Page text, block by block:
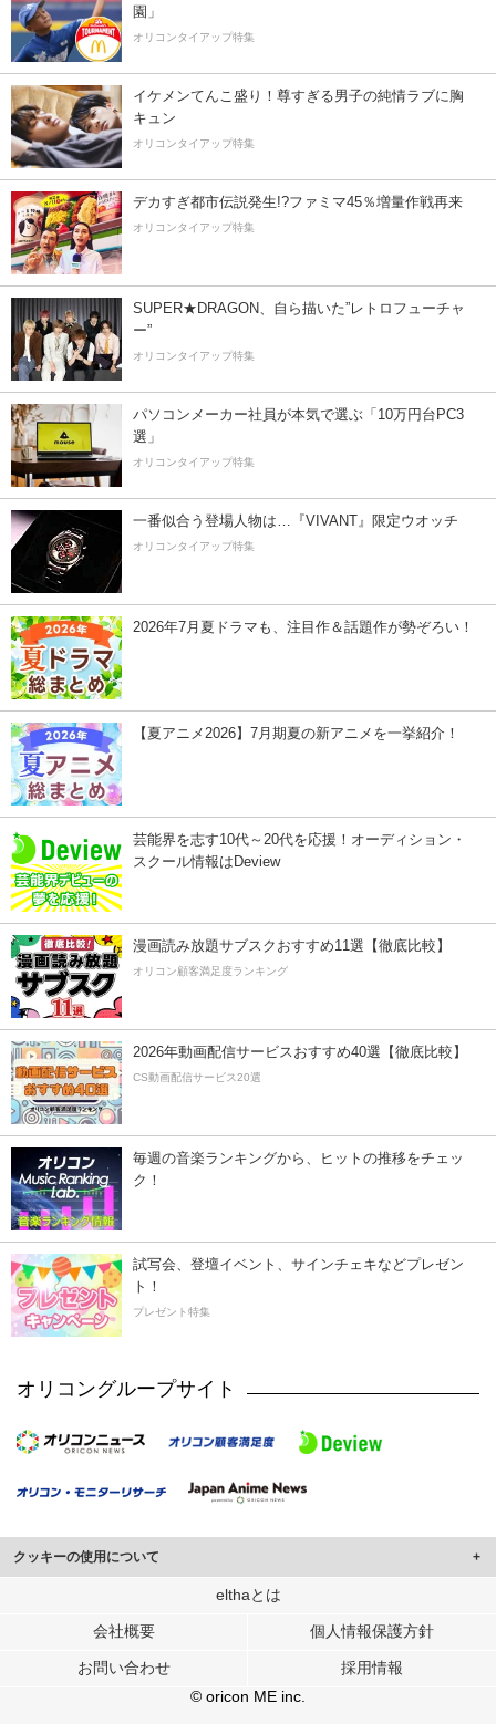
園」
オリコンタイアップ特集
イケメンてんこ盛り！尊すぎる男子の純情ラブに胸
キュン
オリコンタイアップ特集
デカすぎ都市伝説発生!?ファミマ45％増量作戦再来
オリコンタイアップ特集
SUPER★DRAGON、自ら描いた”レトロフューチャ
ー”
オリコンタイアップ特集
パソコンメーカー社員が本気で選ぶ「10万円台PC3
選」
オリコンタイアップ特集
一番似合う登場人物は…『VIVANT』限定ウオッチ
オリコンタイアップ特集
2026年7月夏ドラマも、注目作＆話題作が勢ぞろい！
【夏アニメ2026】7月期夏の新アニメを一挙紹介！
芸能界を志す10代～20代を応援！オーディション・
スクール情報はDeview
漫画読み放題サブスクおすすめ11選【徹底比較】
オリコン顧客満足度ランキング
2026年動画配信サービスおすすめ40選【徹底比較】
CS動画配信サービス20選
毎週の音楽ランキングから、ヒットの推移をチェッ
ク！
試写会、登壇イベント、サインチェキなどプレゼン
ト！
プレゼント特集
オリコングループサイト
クッキーの使用について
このサイトでは Cookie を使用して、ユーザーに合わせたコンテンツや広告の
行っています。
メディアや広告配信、データ解析の各パートナーに提供しています。
各パートナーは、この情報とユーザーが各パートナーに提供した他の情報や、
ユーザーが各パートナーのサービスを使用したときに収集した他の情報を組み
elthaとは
会社概要 個人情報保護方針
お問い合わせ
採用情報
© oricon ME inc.